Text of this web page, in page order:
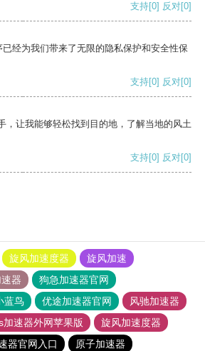
支持[0] 反对[0]
经为我们带来了无限的隐私保护和安全性保
支持[0] 反对[0]
，让我能够轻松找到目的地，了解当地的风土
支持[0] 反对[0]
旋风加速度器
旋风加速
器
狗急加速器官网
蓝鸟 优途加速器官网
风驰加速器
加速器外网苹果版
旋风加速度器
器官网入口
原子加速器